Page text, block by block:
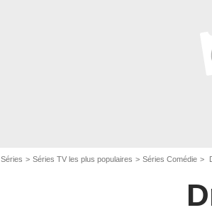
Séries Séries TV les plus populaires Séries Comédie